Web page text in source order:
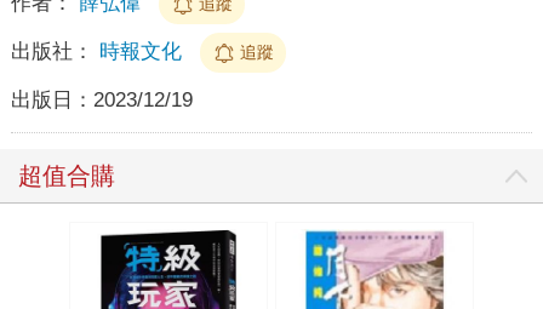
出版社： 時報文化 追蹤
出版日： 2023/12/19
超值合購